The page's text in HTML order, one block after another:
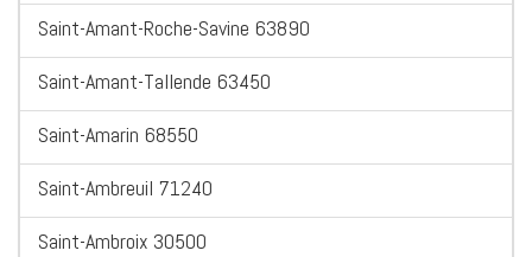
Saint-Amant-Roche-Savine 63890
Saint-Amant-Tallende 63450
Saint-Amarin 68550
Saint-Ambreuil 71240
Saint-Ambroix 30500